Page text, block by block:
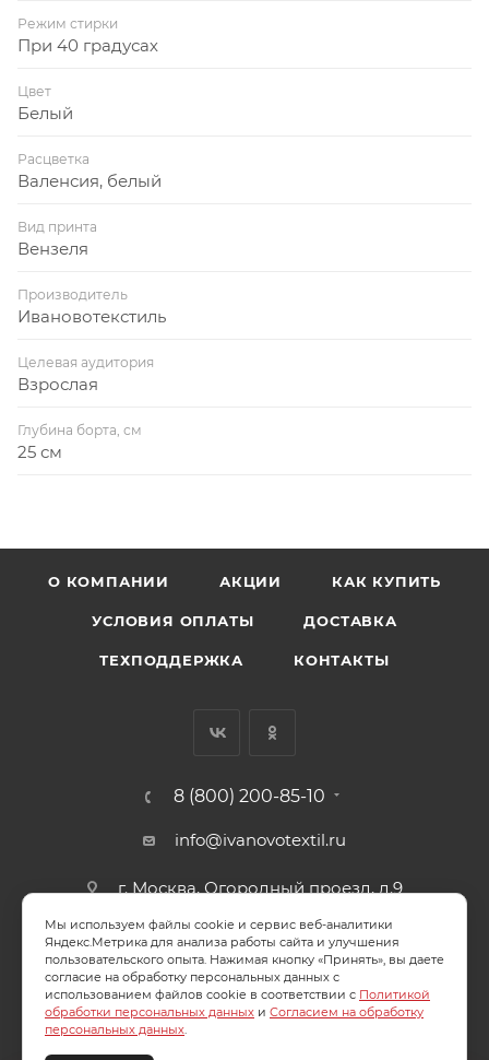
Режим стирки
При 40 градусах
Цвет
Белый
Расцветка
Валенсия, белый
Вид принта
Вензеля
Производитель
Ивановотекстиль
Целевая аудитория
Взрослая
Глубина борта, см
25 см
О КОМПАНИИ АКЦИИ КАК КУПИТЬ
УСЛОВИЯ ОПЛАТЫ ДОСТАВКА
ТЕХПОДДЕРЖКА КОНТАКТЫ
8 (800) 200-85-10
info@ivanovotextil.ru
г. Москва, Огородный проезд, д.9
СОГЛАСИЕ НА ОБРАБОТКУ ПЕРСОНАЛЬНЫХ ДАННЫХ
ПОЛИТИКА ОБРАБОТКИ ПЕРСОНАЛЬНЫХ ДАННЫХ
Мы используем файлы cookie и сервис веб-аналитики
Яндекс.Метрика для анализа работы сайта и улучшения
пользовательского опыта. Нажимая кнопку «Принять», вы даете
согласие на обработку персональных данных с
использованием файлов cookie в соответствии с Политикой
обработки персональных данных и Согласием на обработку
персональных данных.